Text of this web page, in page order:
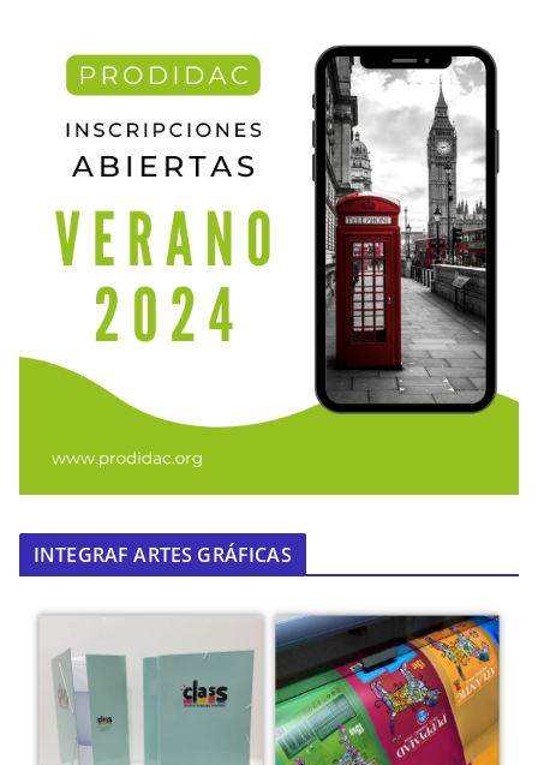
INTEGRAF ARTES GRÁFICAS